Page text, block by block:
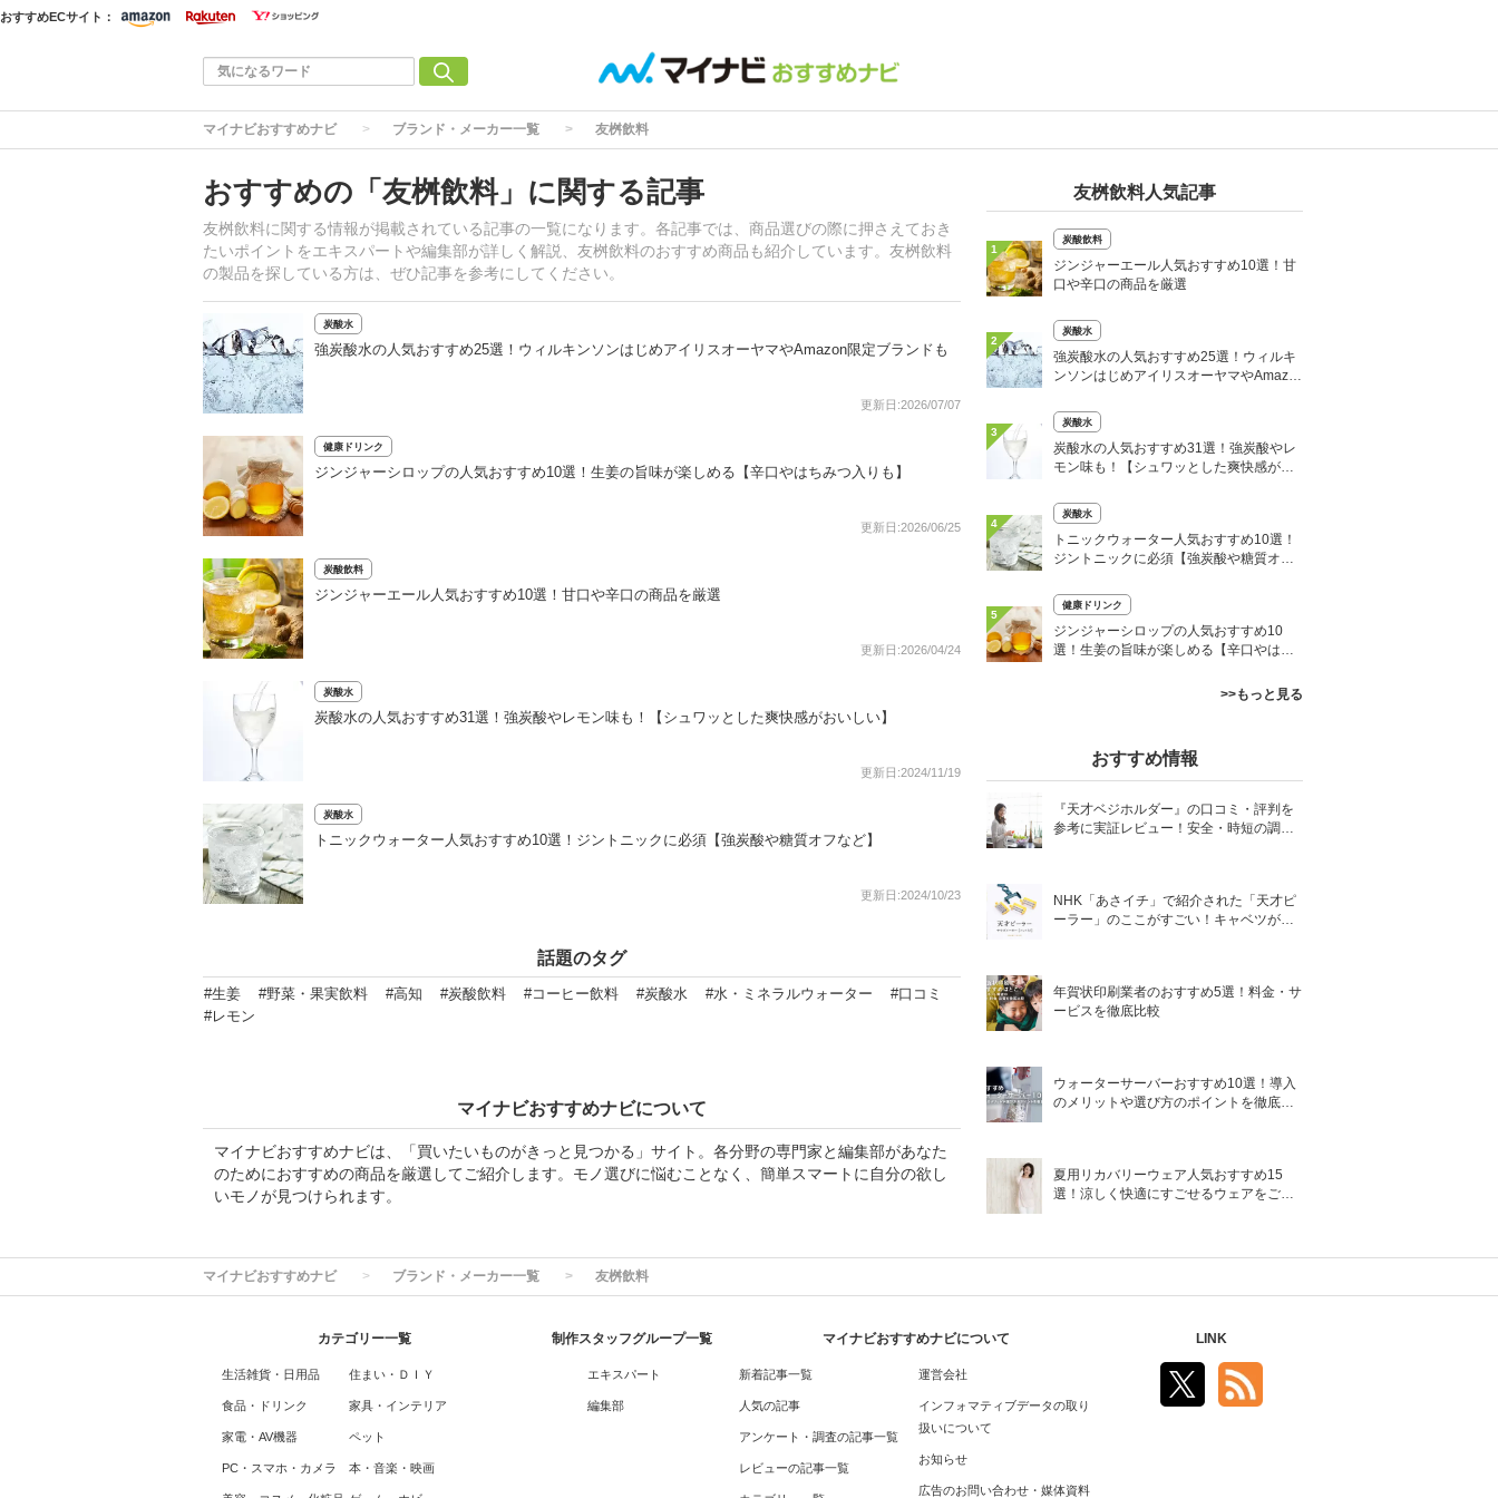
おすすめECサイト：
マイナビおすすめナビ ブランド・メーカー一覧 友桝飲料
おすすめの「友桝飲料」に関する記事
友桝飲料に関する情報が掲載されている記事の一覧になります。各記事では、商品選びの際に押さえておき
たいポイントをエキスパートや編集部が詳しく解説、友桝飲料のおすすめ商品も紹介しています。友桝飲料
の製品を探している方は、ぜひ記事を参考にしてください。
炭酸水
強炭酸水の人気おすすめ25選！ウィルキンソンはじめアイリスオーヤマやAmazon限定ブランドも
更新日:2026/07/07
健康ドリンク
ジンジャーシロップの人気おすすめ10選！生姜の旨味が楽しめる【辛口やはちみつ入りも】
更新日:2026/06/25
炭酸飲料
ジンジャーエール人気おすすめ10選！甘口や辛口の商品を厳選
更新日:2026/04/24
炭酸水
炭酸水の人気おすすめ31選！強炭酸やレモン味も！【シュワッとした爽快感がおいしい】
更新日:2024/11/19
炭酸水
トニックウォーター人気おすすめ10選！ジントニックに必須【強炭酸や糖質オフなど】
更新日:2024/10/23
話題のタグ
#生姜 #野菜・果実飲料 #高知 #炭酸飲料 #コーヒー飲料 #炭酸水 #水・ミネラルウォーター
#口コミ
#レモン
マイナビおすすめナビについて
マイナビおすすめナビは、「買いたいものがきっと見つかる」サイト。各分野の専門家と編集部があなた
のためにおすすめの商品を厳選してご紹介します。モノ選びに悩むことなく、簡単スマートに自分の欲し
いモノが見つけられます。
友桝飲料人気記事
1
炭酸飲料
ジンジャーエール人気おすすめ10選！甘
口や辛口の商品を厳選
2
炭酸水
強炭酸水の人気おすすめ25選！ウィルキ
ンソンはじめアイリスオーヤマやAmazo
3
炭酸水
炭酸水の人気おすすめ31選！強炭酸やレ
モン味も！【シュワッとした爽快感がお
4
炭酸水
トニックウォーター人気おすすめ10選！
ジントニックに必須【強炭酸や糖質オフ
5
健康ドリンク
ジンジャーシロップの人気おすすめ10
選！生姜の旨味が楽しめる【辛口やはち
>>もっと見る
おすすめ情報
『天才ベジホルダー』の口コミ・評判を
参考に実証レビュー！安全・時短の調理
NHK「あさイチ」で紹介された「天才ピ
ーラー」のここがすごい！キャベツがほ
年賀状印刷業者のおすすめ5選！料金・サ
ービスを徹底比較
ウォーターサーバーおすすめ10選！導入
のメリットや選び方のポイントを徹底解
夏用リカバリーウェア人気おすすめ15
選！涼しく快適にすごせるウェアをご紹
マイナビおすすめナビ ブランド・メーカー一覧 友桝飲料
カテゴリー一覧
生活雑貨・日用品
食品・ドリンク
家電・AV機器
PC・スマホ・カメラ
住まい・ＤＩＹ
家具・インテリア
ペット
本・音楽・映画
制作スタッフグループ一覧
エキスパート
編集部
マイナビおすすめナビについて
新着記事一覧
人気の記事
アンケート・調査の記事一覧
レビューの記事一覧
運営会社
インフォマティブデータの取り
扱いについて
お知らせ
広告のお問い合わせ・媒体資料
LINK